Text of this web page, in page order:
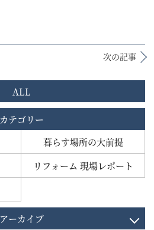
次の記事
ALL
カテゴリー
暮らす場所の大前提
リフォーム 現場レポート
アーカイブ